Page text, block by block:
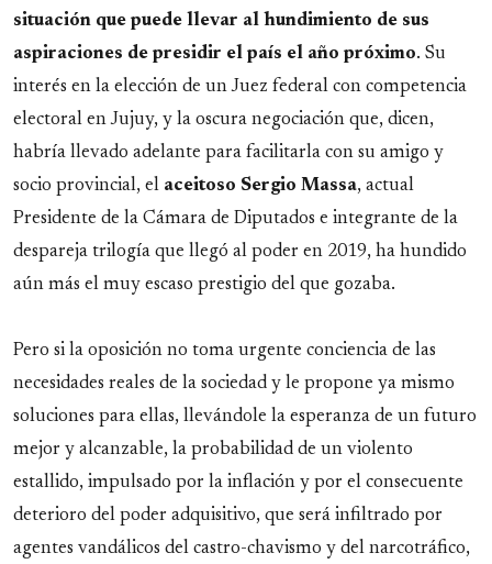
situación que puede llevar al hundimiento de sus
aspiraciones de presidir el país el año próximo. Su
interés en la elección de un Juez federal con competencia
electoral en Jujuy, y la oscura negociación que, dicen,
habría llevado adelante para facilitarla con su amigo y
socio provincial, el aceitoso Sergio Massa, actual
Presidente de la Cámara de Diputados e integrante de la
despareja trilogía que llegó al poder en 2019, ha hundido
aún más el muy escaso prestigio del que gozaba.
Pero si la oposición no toma urgente conciencia de las
necesidades reales de la sociedad y le propone ya mismo
soluciones para ellas, llevándole la esperanza de un futuro
mejor y alcanzable, la probabilidad de un violento
estallido, impulsado por la inflación y por el consecuente
deterioro del poder adquisitivo, que será infiltrado por
agentes vandálicos del castro-chavismo y del narcotráfico,